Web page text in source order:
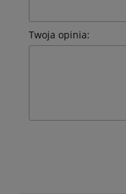
Twoja opinia: